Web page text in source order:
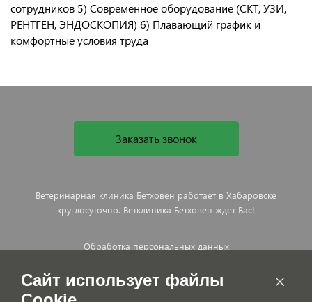
сотрудников 5) Современное оборудование (СКТ, УЗИ,
РЕНТГЕН, ЭНДОСКОПИЯ) 6) Плавающий график и
комфортные условия труда
Заказать звонок
Ветеринарная клиника Бетховен работает в Хабаровске
круглосуточно. Ветклиника Бетховен ждет Вас!
Обработка персональных данных
Сайт использует файлы